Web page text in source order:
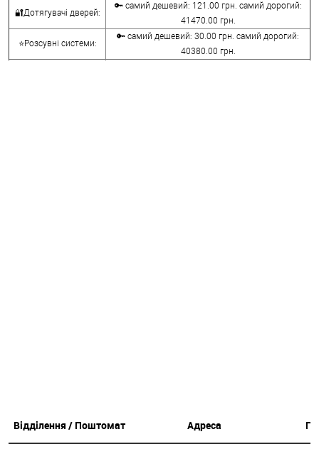
🔐Дотягувачі дверей:
🔑 самий дешевий: 121.00 грн. самий дорогий:
41470.00 грн.
⭐Розсувні системи:
🔑 самий дешевий: 30.00 грн. самий дорогий:
40380.00 грн.
Відділення / Поштомат Адреса